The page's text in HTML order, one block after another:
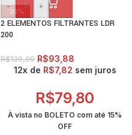
-33%
- +
2 ELEMENTOS FILTRANTES LDR
200
R$139,99 R$93,88
12x de R$7,82 sem juros
R$79,80
À vista no BOLETO com até 15%
OFF